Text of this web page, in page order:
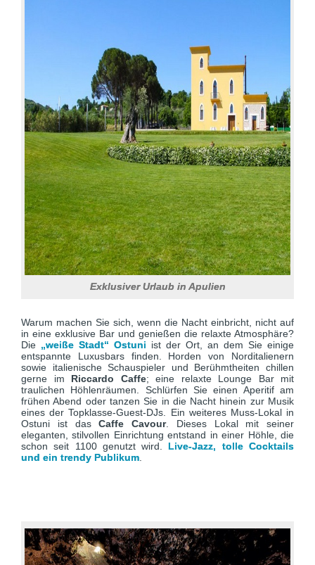
Exklusiver Urlaub in Apulien
Warum machen Sie sich, wenn die Nacht einbricht, nicht auf
in eine exklusive Bar und genießen die relaxte Atmosphäre?
Die „weiße Stadt“ Ostuni ist der Ort, an dem Sie einige
entspannte Luxusbars finden. Horden von Norditalienern
sowie italienische Schauspieler und Berühmtheiten chillen
gerne im Riccardo Caffe; eine relaxte Lounge Bar mit
traulichen Höhlenräumen. Schlürfen Sie einen Aperitif am
frühen Abend oder tanzen Sie in die Nacht hinein zur Musik
eines der Topklasse-Guest-DJs. Ein weiteres Muss-Lokal in
Ostuni ist dasCaffe Cavour. Dieses Lokal mit seiner
eleganten, stilvollen Einrichtung entstand in einer Höhle, die
schon seit 1100 genutzt wird.Live-Jazz, tolle Cocktails
und ein trendy Publikum.